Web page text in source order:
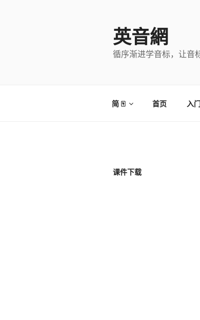
英音網
循序渐进学音标，让音
简 🀄 首页 入
课件下载